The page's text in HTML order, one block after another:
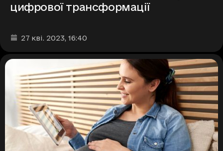
цифрової трансформації
Дата та час публікації
27 кві. 2023, 16:40